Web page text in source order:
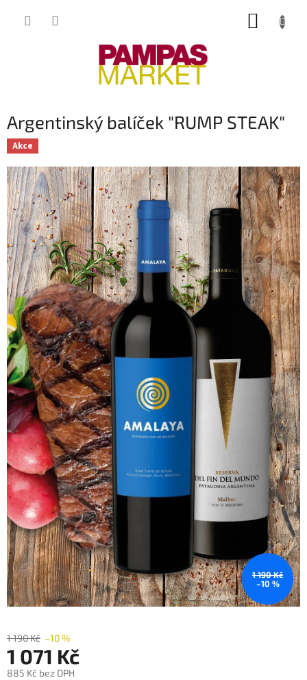
Argentinský balíček "RUMP STEAK"
Akce
1 190 Kč
–10 %
1 190 Kč –10 %
1 071 Kč
885 Kč bez DPH